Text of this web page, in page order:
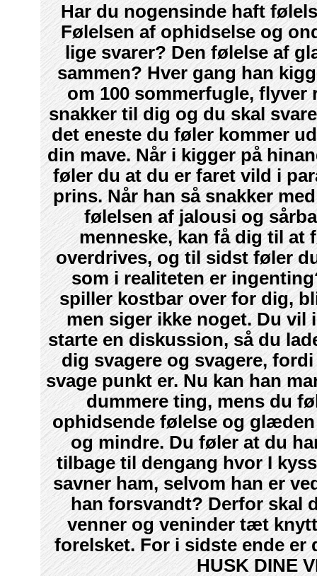
Har du nogensinde haft
Følelsen af ophidselse og
lige svarer? Den følelse af
sammen? Hver gang han
om 100 sommerfugle, flyver
snakker til dig og du skal
det eneste du føler kommer
din mave. Når i kigger på
føler du at du er faret vild i
prins. Når han så snakker
følelsen af jalousi og
menneske, kan få dig til at
overdrives, og til sidst føler
som i realiteten er
spiller kostbar over for dig,
men siger ikke noget. Du vil
starte en diskussion, så du
dig svagere og svagere,
svage punkt er. Nu kan han
dummere ting, mens du
ophidsende følelse og
og mindre. Du føler at du
tilbage til dengang hvor I
savner ham, selvom han er
han forsvandt? Derfor skal
venner og veninder tæt
forelsket. For i sidste ende er
HUSK DINE